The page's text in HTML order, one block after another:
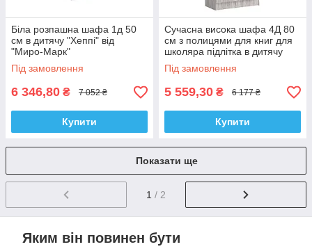
Біла розпашна шафа 1д 50
см в дитячу "Хеппі" від
"Миро-Марк"
Під замовлення
6 346,80 ₴ 7 052 ₴
Купити
Сучасна висока шафа 4Д 80
см з полицями для книг для
школяра підлітка в дитячу
кімнату Локі Світ Меблів
Під замовлення
5 559,30 ₴ 6 177 ₴
Купити
Показати ще
1 / 2
Яким він повинен бути